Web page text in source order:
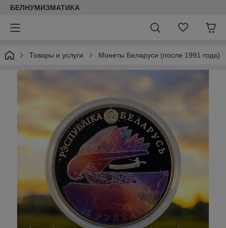
БЕЛНУМИЗМАТИКА
Товары и услуги Монеты Беларуси (после 1991 года)